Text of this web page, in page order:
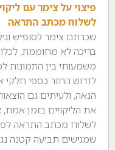
פיצוי על צימר עם
לשלוח מכתב התראה
שכרתם צימר לסופ״ש
בריכה לא מחוממת,
משמעותי בין התמונות
לדרוש החזר כספי חלקי
הנאה, ולעיתים גם
את הליקויים בזמן
לשלוח מכתב התראה
שמגישים תביעה קטנה